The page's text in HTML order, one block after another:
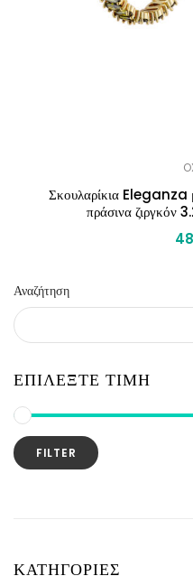
Σκουλαρίκια Eleganza
πράσινα
Αναζήτηση
ΕΠΙΛΕΞΤΕ ΤΙΜΗ
FILTER
ΚΑΤΗΓΟΡΙΕΣ